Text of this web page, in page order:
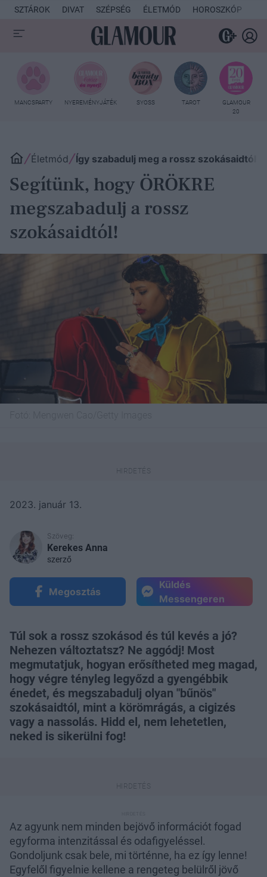
SZTÁROK DIVAT SZÉPSÉG ÉLETMÓD HOROSZKÓP
MANCSPARTY NYEREMÉNYJÁTÉK SYOSS TAROT
GLAMOUR
20
Életmód Így szabadulj meg a rossz szokásaidtól!
Segítünk, hogy ÖRÖKRE
megszabadulj a rossz
szokásaidtól!
2023. január 13.
Szöveg:
Kerekes Anna
szerző
Megosztás
Küldés
Messengeren
Túl sok a rossz szokásod és túl kevés a jó?
Nehezen változtatsz? Ne aggódj! Most
megmutatjuk, hogyan erősítheted meg magad,
hogy végre tényleg legyőzd a gyengébbik
énedet, és megszabadulj olyan "bűnös"
szokásaidtól, mint a körömrágás, a cigizés
vagy a nassolás. Hidd el, nem lehetetlen,
neked is sikerülni fog!
Az agyunk nem minden bejövő információt fogad
egyforma intenzitással és odafigyeléssel.
Gondoljunk csak bele, mi történne, ha ez így lenne!
Egyfelől figyelnie kellene a rengeteg belülről jövő